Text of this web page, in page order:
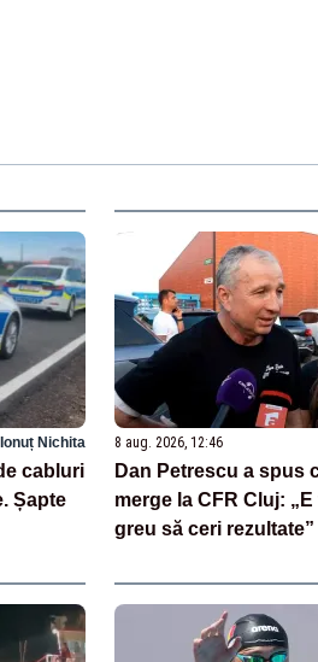
Ionuț Nichita
cabluri
Șapte
8 aug. 2026, 12:46
Dan Petrescu a spus
merge la CFR Cluj:
greu să ceri rezultate”